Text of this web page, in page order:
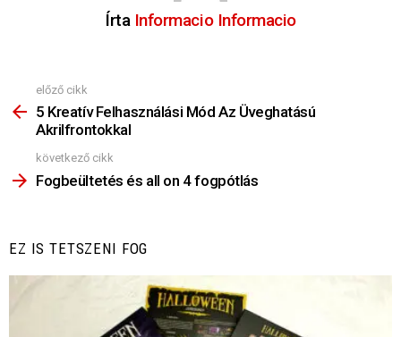
Írta Informacio Informacio
Nézz
Többet
előző cikk
5 Kreatív Felhasználási Mód Az Üveghatású
Akrilfrontokkal
következő cikk
Fogbeültetés és all on 4 fogpótlás
EZ IS TETSZENI FOG